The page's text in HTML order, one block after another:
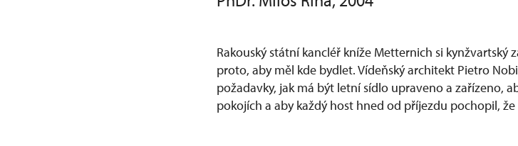
Rakouský státní kancléř kníže Metternich si
proto, aby měl kde bydlet. Vídeňský architekt Pietro
požadavky, jak má být letní sídlo upraveno a zařízeno,
pokojích a aby každý host hned od příjezdu pochopil,